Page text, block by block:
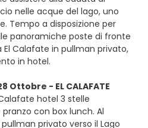
nelle acque del lago, uno
Tempo a disposizione per
panoramiche poste di fronte
El Calafate in pullman privato,
in hotel.
Ottobre - EL CALAFATE
hotel 3 stelle
con box lunch. Al
privato verso il Lago